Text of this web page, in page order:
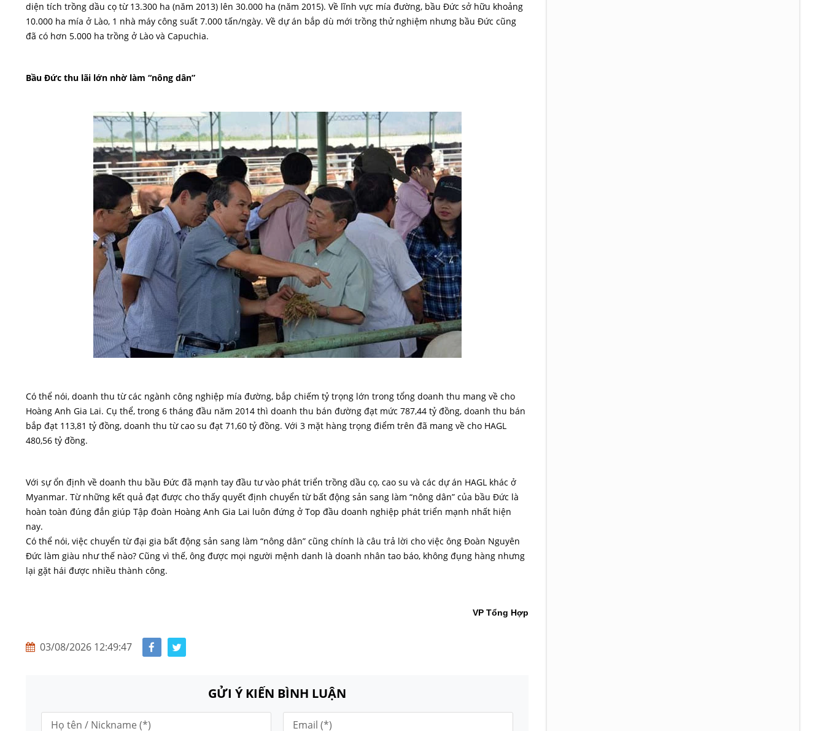
diện tích trồng dầu cọ từ 13.300 ha (năm 2013) lên 30.000 ha (năm 2015). Về lĩnh vực mía đường, bầu Đức sở hữu khoảng
10.000 ha mía ở Lào, 1 nhà máy công suất 7.000 tấn/ngày. Về dự án bắp dù mới trồng thử nghiệm nhưng bầu Đức cũng
đã có hơn 5.000 ha trồng ở Lào và Capuchia.
Bầu Đức thu lãi lớn nhờ làm “nông dân”
Có thể nói, doanh thu từ các ngành công nghiệp mía đường, bắp chiếm tỷ trọng lớn trong tổng doanh thu mang về cho
Hoàng Anh Gia Lai. Cụ thể, trong 6 tháng đầu năm 2014 thì doanh thu bán đường đạt mức 787,44 tỷ đồng, doanh thu bán
bắp đạt 113,81 tỷ đồng, doanh thu từ cao su đạt 71,60 tỷ đồng. Với 3 mặt hàng trọng điểm trên đã mang về cho HAGL
480,56 tỷ đồng.
Với sự ổn định về doanh thu bầu Đức đã mạnh tay đầu tư vào phát triển trồng dầu cọ, cao su và các dự án HAGL khác ở
Myanmar. Từ những kết quả đạt được cho thấy quyết định chuyển từ bất động sản sang làm “nông dân” của bầu Đức là
hoàn toàn đúng đắn giúp Tập đoàn Hoàng Anh Gia Lai luôn đứng ở Top đầu doanh nghiệp phát triển mạnh nhất hiện
nay.
Có thể nói, việc chuyển từ đại gia bất động sản sang làm “nông dân” cũng chính là câu trả lời cho việc ông Đoàn Nguyên
Đức làm giàu như thế nào? Cũng vì thế, ông được mọi người mệnh danh là doanh nhân tao báo, không đụng hàng nhưng
lại gặt hái được nhiều thành công.
VP Tổng Hợp
03/08/2026 12:49:47
GỬI Ý KIẾN BÌNH LUẬN